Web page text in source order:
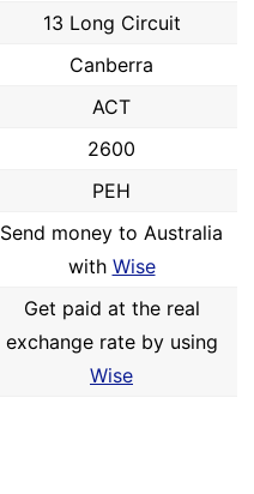
13 Long Circuit
Canberra
ACT
2600
PEH
Send money to Australia
with Wise
Get paid at the real
exchange rate by using
Wise